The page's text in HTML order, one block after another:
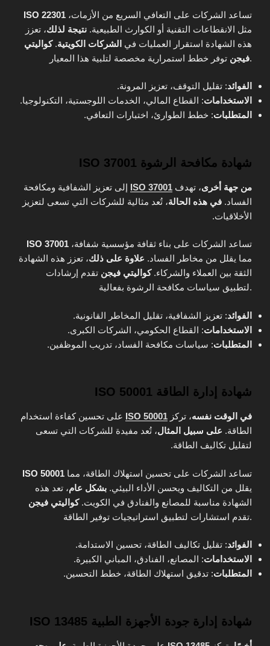
ISO 22301
مثل الانقطاعات التقنية أو الكوارث الطبيعية. نتيجة لذلك، تعزز
هذه الشهادة استقرار العمليات في الشركات الكويتية.كواليتي
فيجنتوفر خطط استمرارية مخصصة لتلبية هذا المعيار.
الفوائد: تقليل التوقف، تعزيز المرونة.
الاستخدامات: القطاع المالي، الخدمات اللوجستية، التكنولوجيا.
المتطلبات: خطط الطوارئ، اختبارات التعافي.
شهادة مكافحة الرشوة ISO 37001
من جهة أخرى، تهدف ISO 37001 إلى تعزيز الشفافية ومكافحة
الفساد. في هذه الحالة، تُعد مثالية للشركات التي تسعى لتعزيز
الأخلاقيات.
ISO 37001
مما يقلل من مخاطر الفساد. علاوة على ذلك، تعزز هذه الشهادة
الثقة بين العملاء والشركاء.كواليتي فيجن تقدم إرشادات
لتطبيق سياسات مكافحة الرشوة بفعالية.
الفوائد: تعزيز الشفافية، تقليل المخاطر القانونية.
الاستخدامات: القطاع الحكومي، الشركات الكبرى.
المتطلبات: سياسات مكافحة الفساد، تدريب الموظفين.
شهادة إدارة الطاقة ISO 50001
في الوقت نفسه، تركز ISO 50001 على تحسين كفاءة استخدام
الطاقة. على سبيل المثال، تُعد مفيدة للشركات التي تسعى
لتقليل تكاليف الطاقة.
ISO 50001
يقلل من التكاليف ويحسن الأداء البيئي. بشكل عام، تعد هذه
الشهادة مناسبة للمصانع والفنادق في الكويت.كواليتي فيجن
تقدم استشارات لتطبيق استراتيجيات توفير الطاقة.
الفوائد: تقليل تكاليف الطاقة، تحسين الاستدامة.
الاستخدامات: المصانع، الفنادق، المباني الكبيرة.
المتطلبات: تدقيق استهلاك الطاقة، خطط التحسين.
شهادة إدارة جودة الأجهزة الطبية ISO 13485